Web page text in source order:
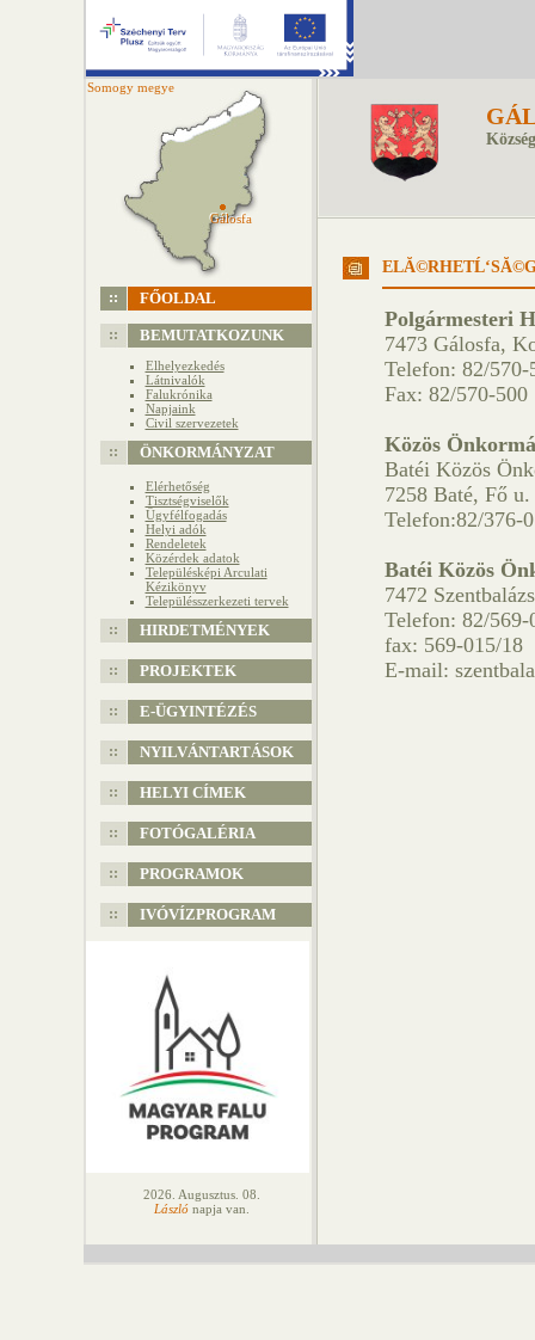
Somogy megye
Gálosfa
Gálosfa
FŐOLDAL
BEMUTATKOZUNK
Elhelyezkedés
Látnivalók
Falukrónika
Napjaink
Civil szervezetek
ÖNKORMÁNYZAT
Elérhetőség
Tisztségviselők
Ügyfélfogadás
Helyi adók
Rendeletek
Közérdek adatok
Településképi Arculati
Kézikönyv
Településszerkezeti tervek
HIRDETMÉNYEK
PROJEKTEK
E-ÜGYINTÉZÉS
NYILVÁNTARTÁSOK
HELYI CÍMEK
FOTÓGALÉRIA
PROGRAMOK
IVÓVÍZPROGRAM
2026. Augusztus. 08.
László napja van.
Polgármesteri
7473 Gálosfa,
Telefon: 82/
Fax: 82/570-500
Közös
Batéi Közös
7258 Baté, Fő u.
Telefon:82/376-
Batéi Közös
7472
Telefon: 82/569-
fax: 569-015/18
E-mail: